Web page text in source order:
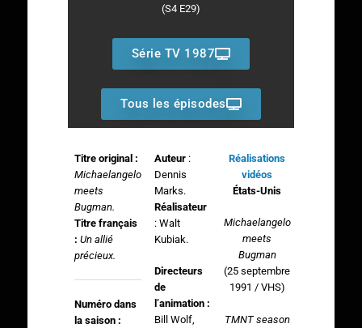
(S4 E29)
Série TV 1987
Tous les épisodes
Titre original :
Michaelangelo
meets
Bugman.
Titre français
: Un allié
précieux.
Numéro dans
la saison :
Auteur :
Dennis
Marks.
Réalisateur
: Walt
Kubiak.
Directeurs
de
l’animation :
Bill Wolf,
Réalisations
vidéos
États-Unis
Michaelangelo
meets
Bugman
(25 septembre
1991 / VHS)
TMNT season